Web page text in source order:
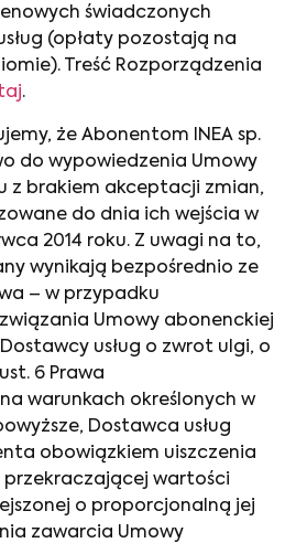
świadczonych
(opłaty pozostają na
Treść Rozporządzenia
.
że Abonentom INEA sp.
do wypowiedzenia Umowy
z brakiem akceptacji zmian,
do dnia ich wejścia w
2014 roku. Z uwagi na to,
wynikają bezpośrednio ze
– w przypadku
Umowy abonenckiej
usług o zwrot ulgi, o
6 Prawa
warunkach określonych w
Dostawca usług
obowiązkiem uiszczenia
przekraczającej wartości
o proporcjonalną jej
zawarcia Umowy